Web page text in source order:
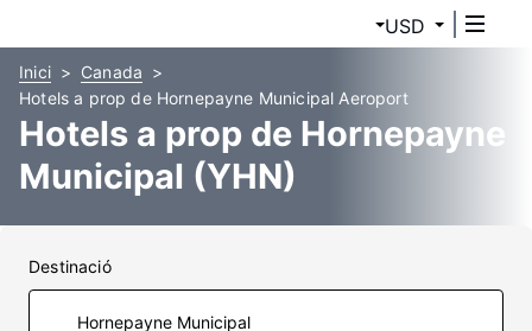
USD
Inici
Canada
Hotels a prop de Hornepayne Municipal Aeroport
Hotels a prop de Hornepayne
Municipal (YHN)
Destinació